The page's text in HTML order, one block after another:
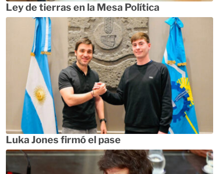
Ley de tierras en la Mesa Política
Luka Jones firmó el pase